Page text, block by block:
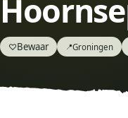
♡Bewaar 📍Groningen